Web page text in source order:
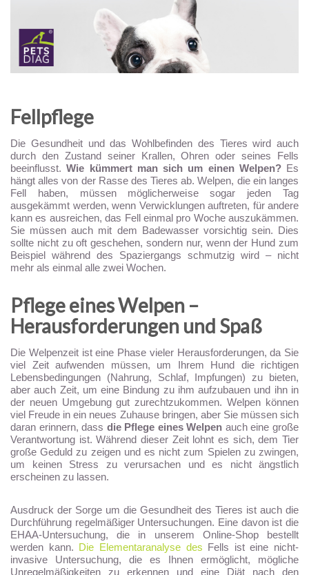
Fellpflege
Die Gesundheit und das Wohlbefinden des Tieres wird auch
durch den Zustand seiner Krallen, Ohren oder seines Fells
beeinflusst.Wie kümmert man sich um einen Welpen? Es
hängt alles von der Rasse des Tieres ab. Welpen, die ein langes
Fell haben, müssen möglicherweise sogar jeden Tag
ausgekämmt werden, wenn Verwicklungen auftreten, für andere
kann es ausreichen, das Fell einmal pro Woche auszukämmen.
Sie müssen auch mit dem Badewasser vorsichtig sein. Dies
sollte nicht zu oft geschehen, sondern nur, wenn der Hund zum
Beispiel während des Spaziergangs schmutzig wird – nicht
mehr als einmal alle zwei Wochen.
Pflege eines Welpen –
Herausforderungen und Spaß
Die Welpenzeit ist eine Phase vieler Herausforderungen, da Sie
viel Zeit aufwenden müssen, um Ihrem Hund die richtigen
Lebensbedingungen (Nahrung, Schlaf, Impfungen) zu bieten,
aber auch Zeit, um eine Bindung zu ihm aufzubauen und ihn in
der neuen Umgebung gut zurechtzukommen. Welpen können
viel Freude in ein neues Zuhause bringen, aber Sie müssen sich
daran erinnern, dass die Pflege eines Welpen auch eine große
Verantwortung ist. Während dieser Zeit lohnt es sich, dem Tier
große Geduld zu zeigen und es nicht zum Spielen zu zwingen,
um keinen Stress zu verursachen und es nicht ängstlich
erscheinen zu lassen.
Ausdruck der Sorge um die Gesundheit des Tieres ist auch die
Durchführung regelmäßiger Untersuchungen. Eine davon ist die
EHAA-Untersuchung, die in unserem Online-Shop bestellt
werden kann. Die Elementaranalyse des Fells ist eine nicht-
invasive Untersuchung, die es Ihnen ermöglicht, mögliche
Unregelmäßigkeiten zu erkennen und eine Diät nach den